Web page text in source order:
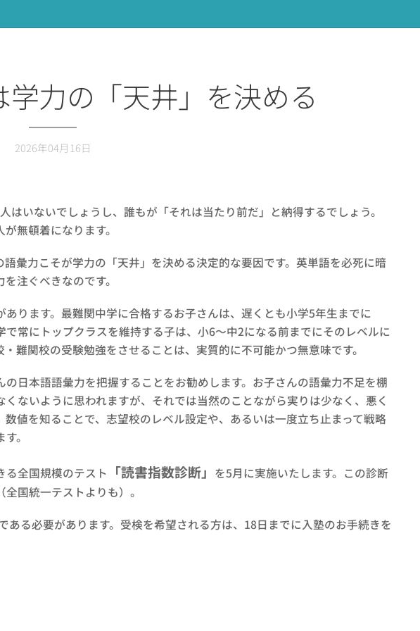
力の「天井」を決める
2026年04月16日
いないでしょうし、誰もが「それは当たり前だ」と納得するでしょう。
無頓着になります。
彙力こそが学力の「天井」を決める決定的な要因です。英単語を必死に暗
注ぐべきなのです。
ります。最難関中学に合格するお子さんは、遅くとも小学5年生までに
常にトップクラスを維持する子は、小6～中2になる前までにそのレベルに
難関校の受験勉強をさせることは、実質的に不可能かつ無意味です。
日本語語彙力を把握することをお勧めします。お子さんの語彙力不足を棚
ないように思われますが、それでは当然のことながら実りは少なく、悪く
値を知ることで、志望校のレベル設定や、あるいは一度立ち止まって戦略
。
る全国規模のテスト 「読書指数診断」 を5月に実施いたします。この診断
国統一テストよりも）。
る必要があります。受検を希望される方は、18日までに入塾のお手続きを